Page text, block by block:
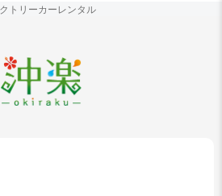
トリーカーレンタル